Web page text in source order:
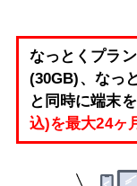
なっとくプラ
(30GB)、なっ
と同時に端末
込)を最大24ヶ